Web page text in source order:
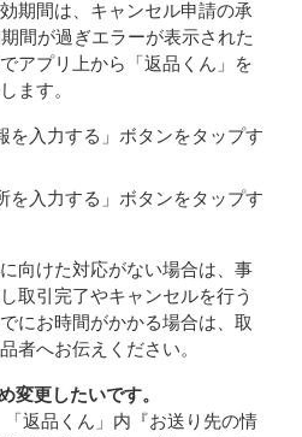
期間は、キャンセル申請の承
間が過ぎエラーが表示された
アプリ上から「返品くん」を
ます。
を入力する」ボタンをタップす
を入力する」ボタンをタップす
向けた対応がない場合は、事
取引完了やキャンセルを行う
にお時間がかかる場合は、取
者へお伝えください。
変更したいです。
返品くん」内『お送り先の情